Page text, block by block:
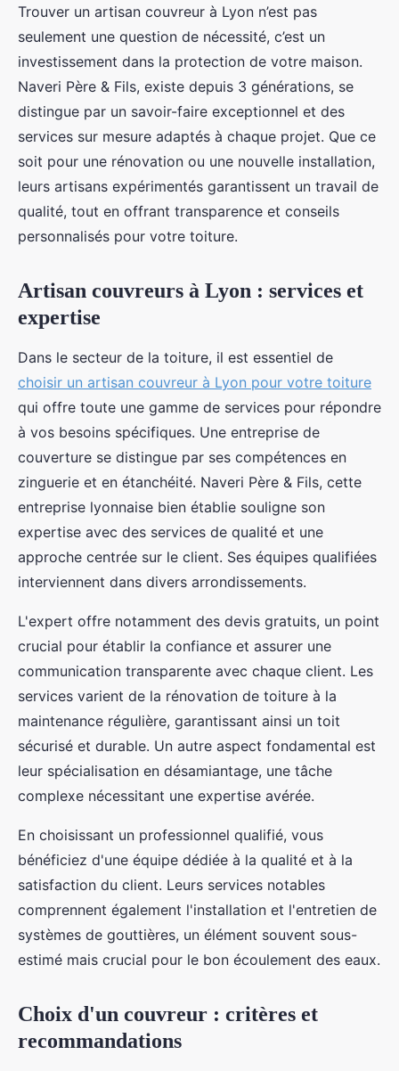
Artisan couvreur à Lyon :
solutions sur mesure pour votre
toit
admin•31 mars 2025•4 min de lecture
Trouver un artisan couvreur à Lyon n’est pas
seulement une question de nécessité, c’est un
investissement dans la protection de votre maison.
Naveri Père & Fils, existe depuis 3 générations, se
distingue par un savoir-faire exceptionnel et des
services sur mesure adaptés à chaque projet. Que ce
soit pour une rénovation ou une nouvelle installation,
leurs artisans expérimentés garantissent un travail de
qualité, tout en offrant transparence et conseils
personnalisés pour votre toiture.
Artisan couvreurs à Lyon : services et
expertise
Dans le secteur de la toiture, il est essentiel de
choisir un artisan couvreur à Lyon pour votre toiture
qui offre toute une gamme de services pour répondre
à vos besoins spécifiques. Une entreprise de
couverture se distingue par ses compétences en
zinguerie et en étanchéité. Naveri Père & Fils, cette
entreprise lyonnaise bien établie souligne son
expertise avec des services de qualité et une
approche centrée sur le client. Ses équipes qualifiées
interviennent dans divers arrondissements.
L'expert offre notamment des devis gratuits, un point
crucial pour établir la confiance et assurer une
communication transparente avec chaque client. Les
services varient de la rénovation de toiture à la
maintenance régulière, garantissant ainsi un toit
sécurisé et durable. Un autre aspect fondamental est
leur spécialisation en désamiantage, une tâche
complexe nécessitant une expertise avérée.
En choisissant un professionnel qualifié, vous
bénéficiez d'une équipe dédiée à la qualité et à la
satisfaction du client. Leurs services notables
comprennent également l'installation et l'entretien de
systèmes de gouttières, un élément souvent sous-
estimé mais crucial pour le bon écoulement des eaux.
Choix d'un couvreur : critères et
recommandations